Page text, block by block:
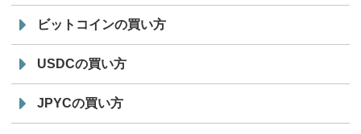
ビットコインの買い方
USDCの買い方
JPYCの買い方